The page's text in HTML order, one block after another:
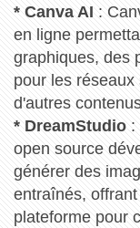
* Canva AI :
en ligne
graphiques, des
pour les
d'autres
* DreamStudio:
open source
générer des
entraînés,
plateforme pour